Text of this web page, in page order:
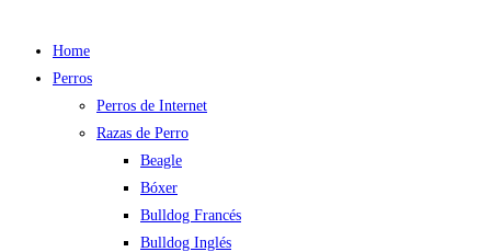
Home
Perros
Perros de Internet
Razas de Perro
Beagle
Bóxer
Bulldog Francés
Bulldog Inglés